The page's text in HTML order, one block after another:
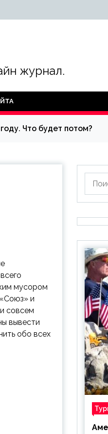
журнал.
Что будет потом?
мусором
и
совсем
вывести
обо всех